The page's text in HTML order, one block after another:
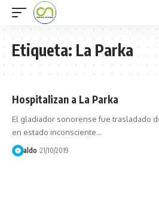
Etiqueta:La Parka
Hospitalizan a La Parka
El gladiador sonorense fue trasladado
en estado inconsciente…
aldo 21/10/2019